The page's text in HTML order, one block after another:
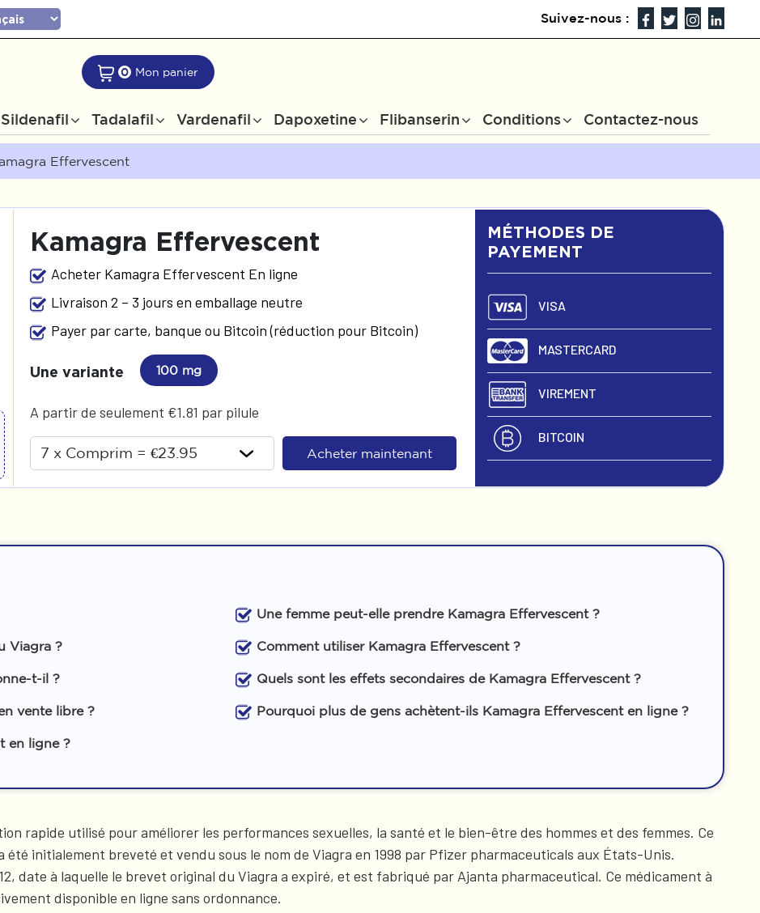
Suivez-nous :
0 Mon panier
Tadalafil Vardenafil Dapoxetine Flibanserin Conditions Contactez-nous
Effervescent
Kamagra Effervescent
Acheter Kamagra Effervescent En ligne
Livraison 2 – 3 jours en emballage neutre
Payer par carte, banque ou Bitcoin (réduction pour Bitcoin)
Une variante 100 mg
A partir de seulement €1.81 par pilule
Acheter maintenant
MÉTHODES DE
PAYEMENT
VISA
MASTERCARD
VIREMENT
BITCOIN
Une femme peut-elle prendre Kamagra Effervescent ?
Viagra ? Comment utiliser Kamagra Effervescent ?
t-il ? Quels sont les effets secondaires de Kamagra Effervescent ?
vente libre ? Pourquoi plus de gens achètent-ils Kamagra Effervescent en ligne ?
en ligne ?
rapide utilisé pour améliorer les performances sexuelles, la santé et le bien-être des hommes et des femmes. Ce
initialement breveté et vendu sous le nom de Viagra en 1998 par Pfizer pharmaceuticals aux États-Unis.
date à laquelle le brevet original du Viagra a expiré, et est fabriqué par Ajanta pharmaceutical. Ce médicament à
disponible en ligne sans ordonnance.